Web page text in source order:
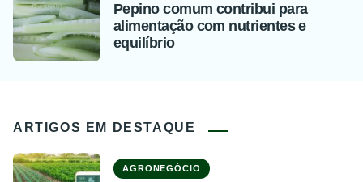
Pepino comum contribui para
alimentação com nutrientes e
equilíbrio
ARTIGOS EM DESTAQUE
AGRONEGÓCIO